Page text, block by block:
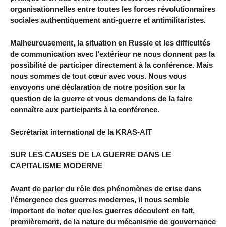
organisationnelles entre toutes les forces révolutionnaires
sociales authentiquement anti-guerre et antimilitaristes.
Malheureusement, la situation en Russie et les difficultés
de communication avec l’extérieur ne nous donnent pas la
possibilité de participer directement à la conférence. Mais
nous sommes de tout cœur avec vous. Nous vous
envoyons une déclaration de notre position sur la
question de la guerre et vous demandons de la faire
connaître aux participants à la conférence.
Secrétariat international de la KRAS-AIT
SUR LES CAUSES DE LA GUERRE DANS LE
CAPITALISME MODERNE
Avant de parler du rôle des phénomènes de crise dans
l’émergence des guerres modernes, il nous semble
important de noter que les guerres découlent en fait,
premièrement, de la nature du mécanisme de gouvernance